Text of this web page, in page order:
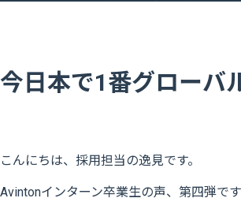
今日本で1番グロー
こんにちは、採用担当の逸見です。
Avintonインターン卒業生の声、第四弾です